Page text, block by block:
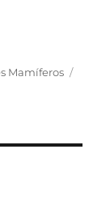
Mamíferos